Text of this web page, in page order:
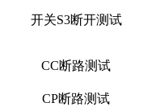
开关S3断开测试
CC断路测试
CP断路测试